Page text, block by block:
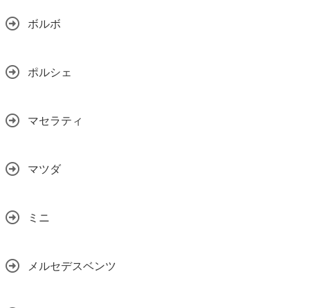
ボルボ
ポルシェ
マセラティ
マツダ
ミニ
メルセデスベンツ